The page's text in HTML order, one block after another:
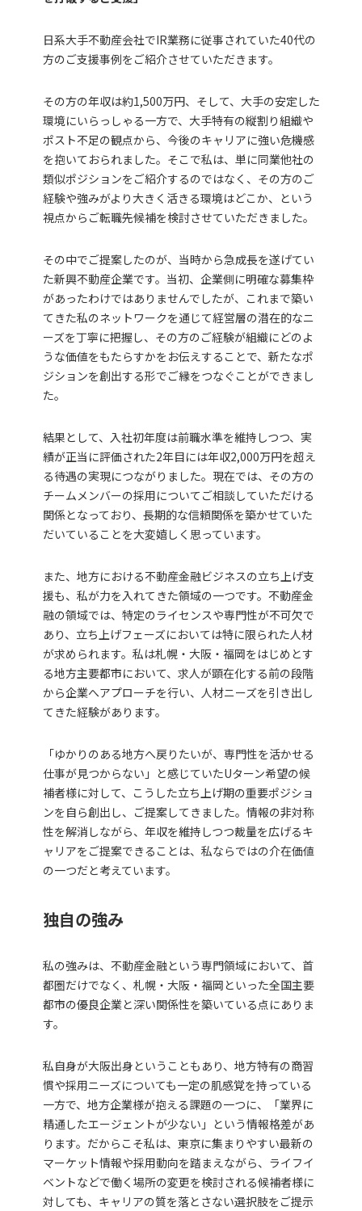
日系大手不動産会社でIR業務に従事されていた40代の
方のご支援事例をご紹介させていただきます。
その方の年収は約1,500万円、そして、大手の安定した
環境にいらっしゃる一方で、大手特有の縦割り組織や
ポスト不足の観点から、今後のキャリアに強い危機感
を抱いておられました。そこで私は、単に同業他社の
類似ポジションをご紹介するのではなく、その方のご
経験や強みがより大きく活きる環境はどこか、という
視点からご転職先候補を検討させていただきました。
その中でご提案したのが、当時から急成長を遂げてい
た新興不動産企業です。当初、企業側に明確な募集枠
があったわけではありませんでしたが、これまで築い
てきた私のネットワークを通じて経営層の潜在的なニ
ーズを丁寧に把握し、その方のご経験が組織にどのよ
うな価値をもたらすかをお伝えすることで、新たなポ
ジションを創出する形でご縁をつなぐことができまし
た。
結果として、入社初年度は前職水準を維持しつつ、実
績が正当に評価された2年目には年収2,000万円を超え
る待遇の実現につながりました。現在では、その方の
チームメンバーの採用についてご相談していただける
関係となっており、長期的な信頼関係を築かせていた
だいていることを大変嬉しく思っています。
また、地方における不動産金融ビジネスの立ち上げ支
援も、私が力を入れてきた領域の一つです。不動産金
融の領域では、特定のライセンスや専門性が不可欠で
あり、立ち上げフェーズにおいては特に限られた人材
が求められます。私は札幌・大阪・福岡をはじめとす
る地方主要都市において、求人が顕在化する前の段階
から企業へアプローチを行い、人材ニーズを引き出し
てきた経験があります。
「ゆかりのある地方へ戻りたいが、専門性を活かせる
仕事が見つからない」と感じていたUターン希望の候
補者様に対して、こうした立ち上げ期の重要ポジショ
ンを自ら創出し、ご提案してきました。情報の非対称
性を解消しながら、年収を維持しつつ裁量を広げるキ
ャリアをご提案できることは、私ならではの介在価値
の一つだと考えています。
独自の強み
私の強みは、不動産金融という専門領域において、首
都圏だけでなく、札幌・大阪・福岡といった全国主要
都市の優良企業と深い関係性を築いている点にありま
す。
私自身が大阪出身ということもあり、地方特有の商習
慣や採用ニーズについても一定の肌感覚を持っている
一方で、地方企業様が抱える課題の一つに、「業界に
精通したエージェントが少ない」という情報格差があ
ります。だからこそ私は、東京に集まりやすい最新の
マーケット情報や採用動向を踏まえながら、ライフイ
ベントなどで働く場所の変更を検討される候補者様に
対しても、キャリアの質を落とさない選択肢をご提示